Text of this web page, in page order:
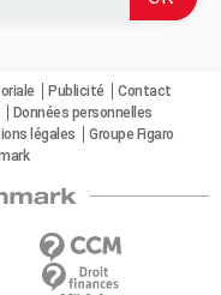
Publicité
Contact
Données personnelles
légales
Groupe Figaro